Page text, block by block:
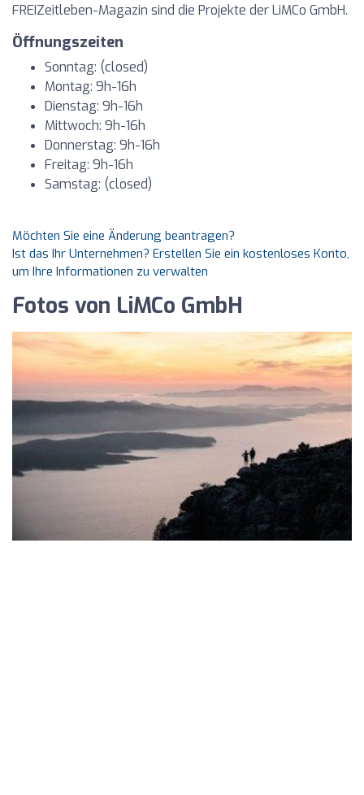
FREIZeitleben-Magazin sind die Projekte der LiMCo GmbH.
Öffnungszeiten
Sonntag: (closed)
Montag: 9h-16h
Dienstag: 9h-16h
Mittwoch: 9h-16h
Donnerstag: 9h-16h
Freitag: 9h-16h
Samstag: (closed)
Möchten Sie eine Änderung beantragen?
Ist das Ihr Unternehmen? Erstellen Sie ein kostenloses Konto,
um Ihre Informationen zu verwalten
Fotos von LiMCo GmbH